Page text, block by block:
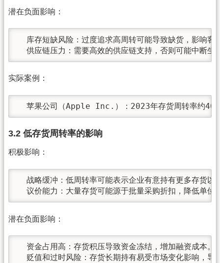
潜在负面影响：
库存短缺风险：过度追求高周转可能导致缺货，影响客
供应链压力：需要高效的供应链支持，否则可能中断生
实际案例：
苹果公司（Apple Inc.）：2023年存货周转率约40次
3.2 低存货周转率的影响
积极影响：
战略缓冲：低周转率可能表示企业有意持有更多存货
议价能力：大量存货可能源于批量采购折扣，降低单位
潜在负面影响：
资金占用高：存货积压导致资金冻结，增加融资成本。
贬值和过时风险：存货长期持有易受市场变化影响，导